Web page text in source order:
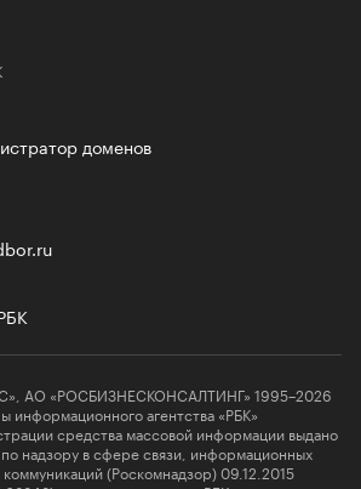
доменов
АО «РОСБИЗНЕСКОНСАЛТИНГ» 1995–2026
информационного агентства «РБК»
средства массовой информации выдано
надзору в сфере связи, информационных
(Роскомнадзор) 09.12.2015